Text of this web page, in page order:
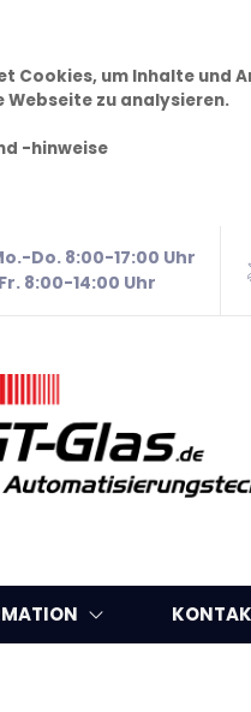
Cookies, um Inhalte und
Webseite zu analysieren.
-hinweise
Do. 8:00-17:00 Uhr
Fr. 8:00-14:00 Uhr